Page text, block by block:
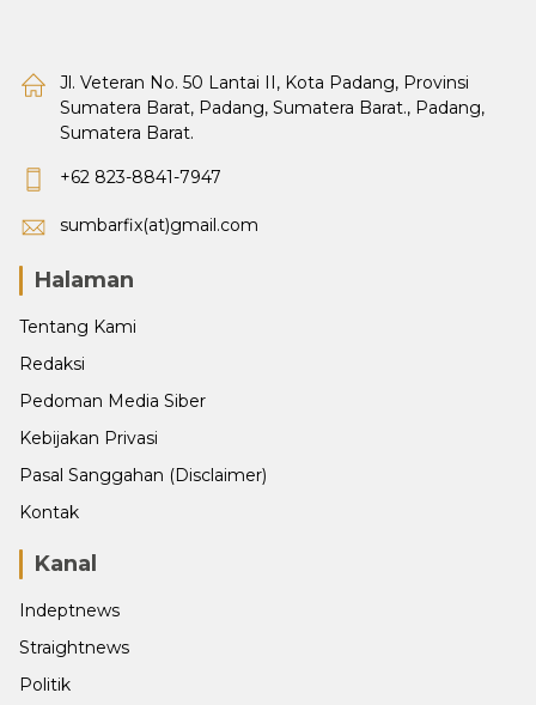
Jl. Veteran No. 50 Lantai II, Kota Padang, Provinsi
Sumatera Barat, Padang, Sumatera Barat., Padang,
Sumatera Barat.
+62 823-8841-7947
sumbarfix(at)gmail.com
Halaman
Tentang Kami
Redaksi
Pedoman Media Siber
Kebijakan Privasi
Pasal Sanggahan (Disclaimer)
Kontak
Kanal
Indeptnews
Straightnews
Politik